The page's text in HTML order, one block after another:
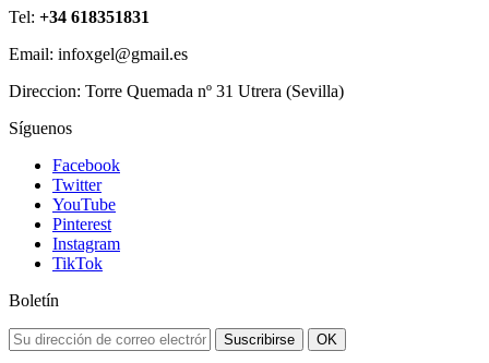
Tel: +34 618351831
Email: infoxgel@gmail.es
Direccion: Torre Quemada nº 31 Utrera (Sevilla)
Síguenos
Facebook
Twitter
YouTube
Pinterest
Instagram
TikTok
Boletín
Suscribirse OK